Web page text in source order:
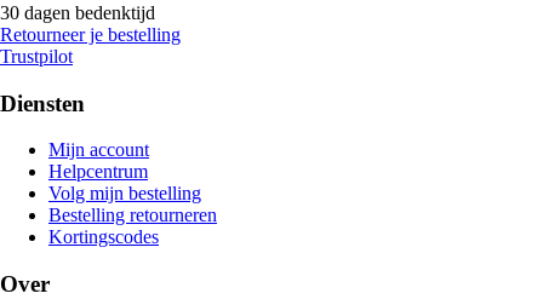
30 dagen bedenktijd
Retourneer je bestelling
Trustpilot
Diensten
Mijn account
Helpcentrum
Volg mijn bestelling
Bestelling retourneren
Kortingscodes
Over